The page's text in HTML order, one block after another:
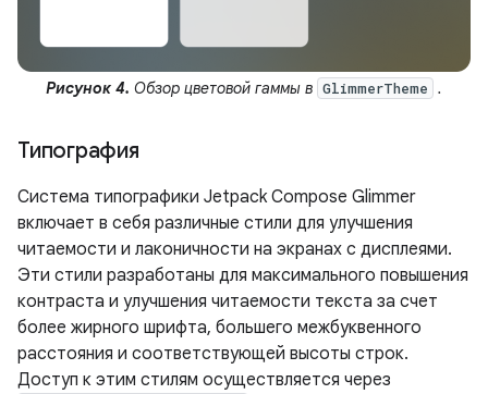
Рисунок 4. Обзор цветовой гаммы в GlimmerTheme .
Типография
Система типографики Jetpack Compose Glimmer
включает в себя различные стили для улучшения
читаемости и лаконичности на экранах с дисплеями.
Эти стили разработаны для максимального повышения
контраста и улучшения читаемости текста за счет
более жирного шрифта, большего межбуквенного
расстояния и соответствующей высоты строк.
Доступ к этим стилям осуществляется через